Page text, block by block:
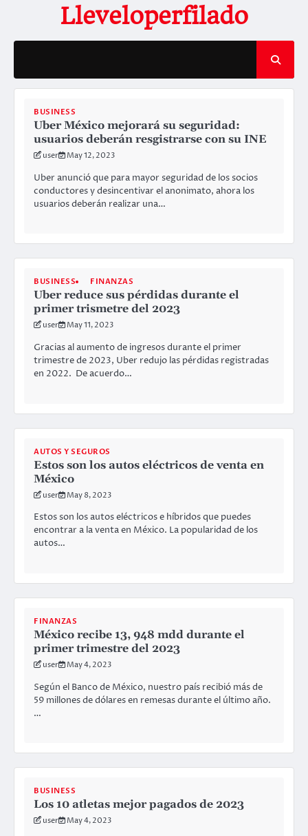
content
Lleveloperfilado
BUSINESS
Uber México mejorará su seguridad:
usuarios deberán resgistrarse con su INE
user May 12, 2023
Uber anunció que para mayor seguridad de los socios
conductores y desincentivar el anonimato, ahora los
usuarios deberán realizar una…
BUSINESS FINANZAS
Uber reduce sus pérdidas durante el
primer trismetre del 2023
user May 11, 2023
Gracias al aumento de ingresos durante el primer
trimestre de 2023, Uber redujo las pérdidas registradas
en 2022. De acuerdo…
AUTOS Y SEGUROS
Estos son los autos eléctricos de venta en
México
user May 8, 2023
Estos son los autos eléctricos e híbridos que puedes
encontrar a la venta en México. La popularidad de los
autos…
FINANZAS
México recibe 13, 948 mdd durante el
primer trimestre del 2023
user May 4, 2023
Según el Banco de México, nuestro país recibió más de
59 millones de dólares en remesas durante el último año.
…
BUSINESS
Los 10 atletas mejor pagados de 2023
user May 4, 2023